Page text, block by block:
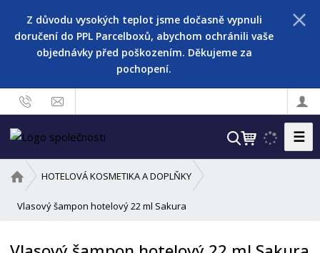
Z důvodu vysokých teplot jsme dočasně vypnuli
doručení do PPL Parcelboxů, abychom ochránili vaše
objednávky před poškozením. Děkujeme za
pochopení.
V
☰
v
o
HOTELOVÁ KOSMETIKA A DOPLŇKY
Vlasový šampon hotelový 22 ml Sakura